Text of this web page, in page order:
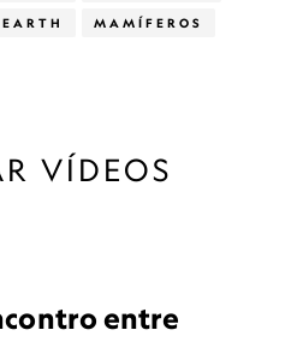
EARTH MAMÍFEROS
VÍDEOS
entre